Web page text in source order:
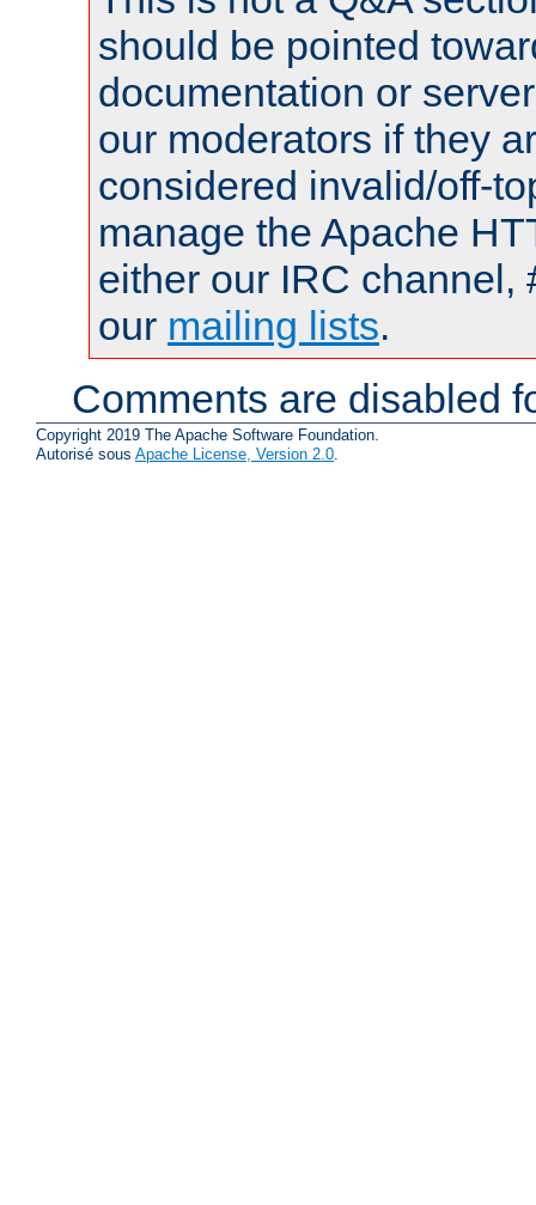
should be pointed
documentation or
our moderators if they
considered invalid/off-
manage the Apache
either our IRC channel,
our mailing lists.
Comments are disabled
Copyright 2019 The Apache Software Foundation.
Autorisé sous Apache License, Version 2.0.